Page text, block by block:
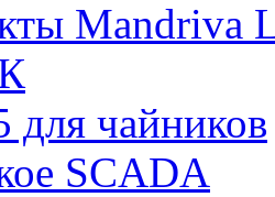
Mandriva
для чайников
SCADA